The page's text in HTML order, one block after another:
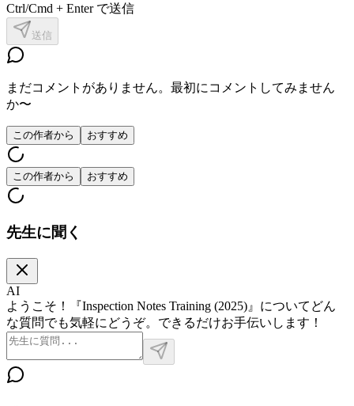
Ctrl/Cmd + Enter で送信
送信
まだコメントがありません。最初にコメントしてみません
か〜
この作者から おすすめ
この作者から おすすめ
先生に聞く
AI
ようこそ！『Inspection Notes Training (2025)』についてどん
な質問でも気軽にどうぞ。できるだけお手伝いします！